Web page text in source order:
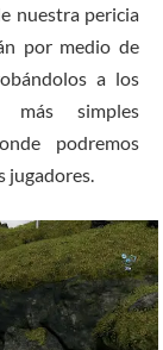
nuestra pericia
por medio de
a los
más simples
podremos
jugadores.